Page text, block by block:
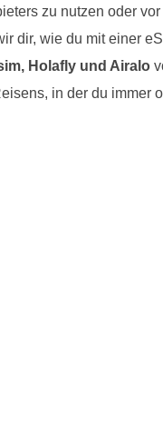
zu nutzen oder
dir, wie du mit einer
Holafly und Airalo
in der du immer